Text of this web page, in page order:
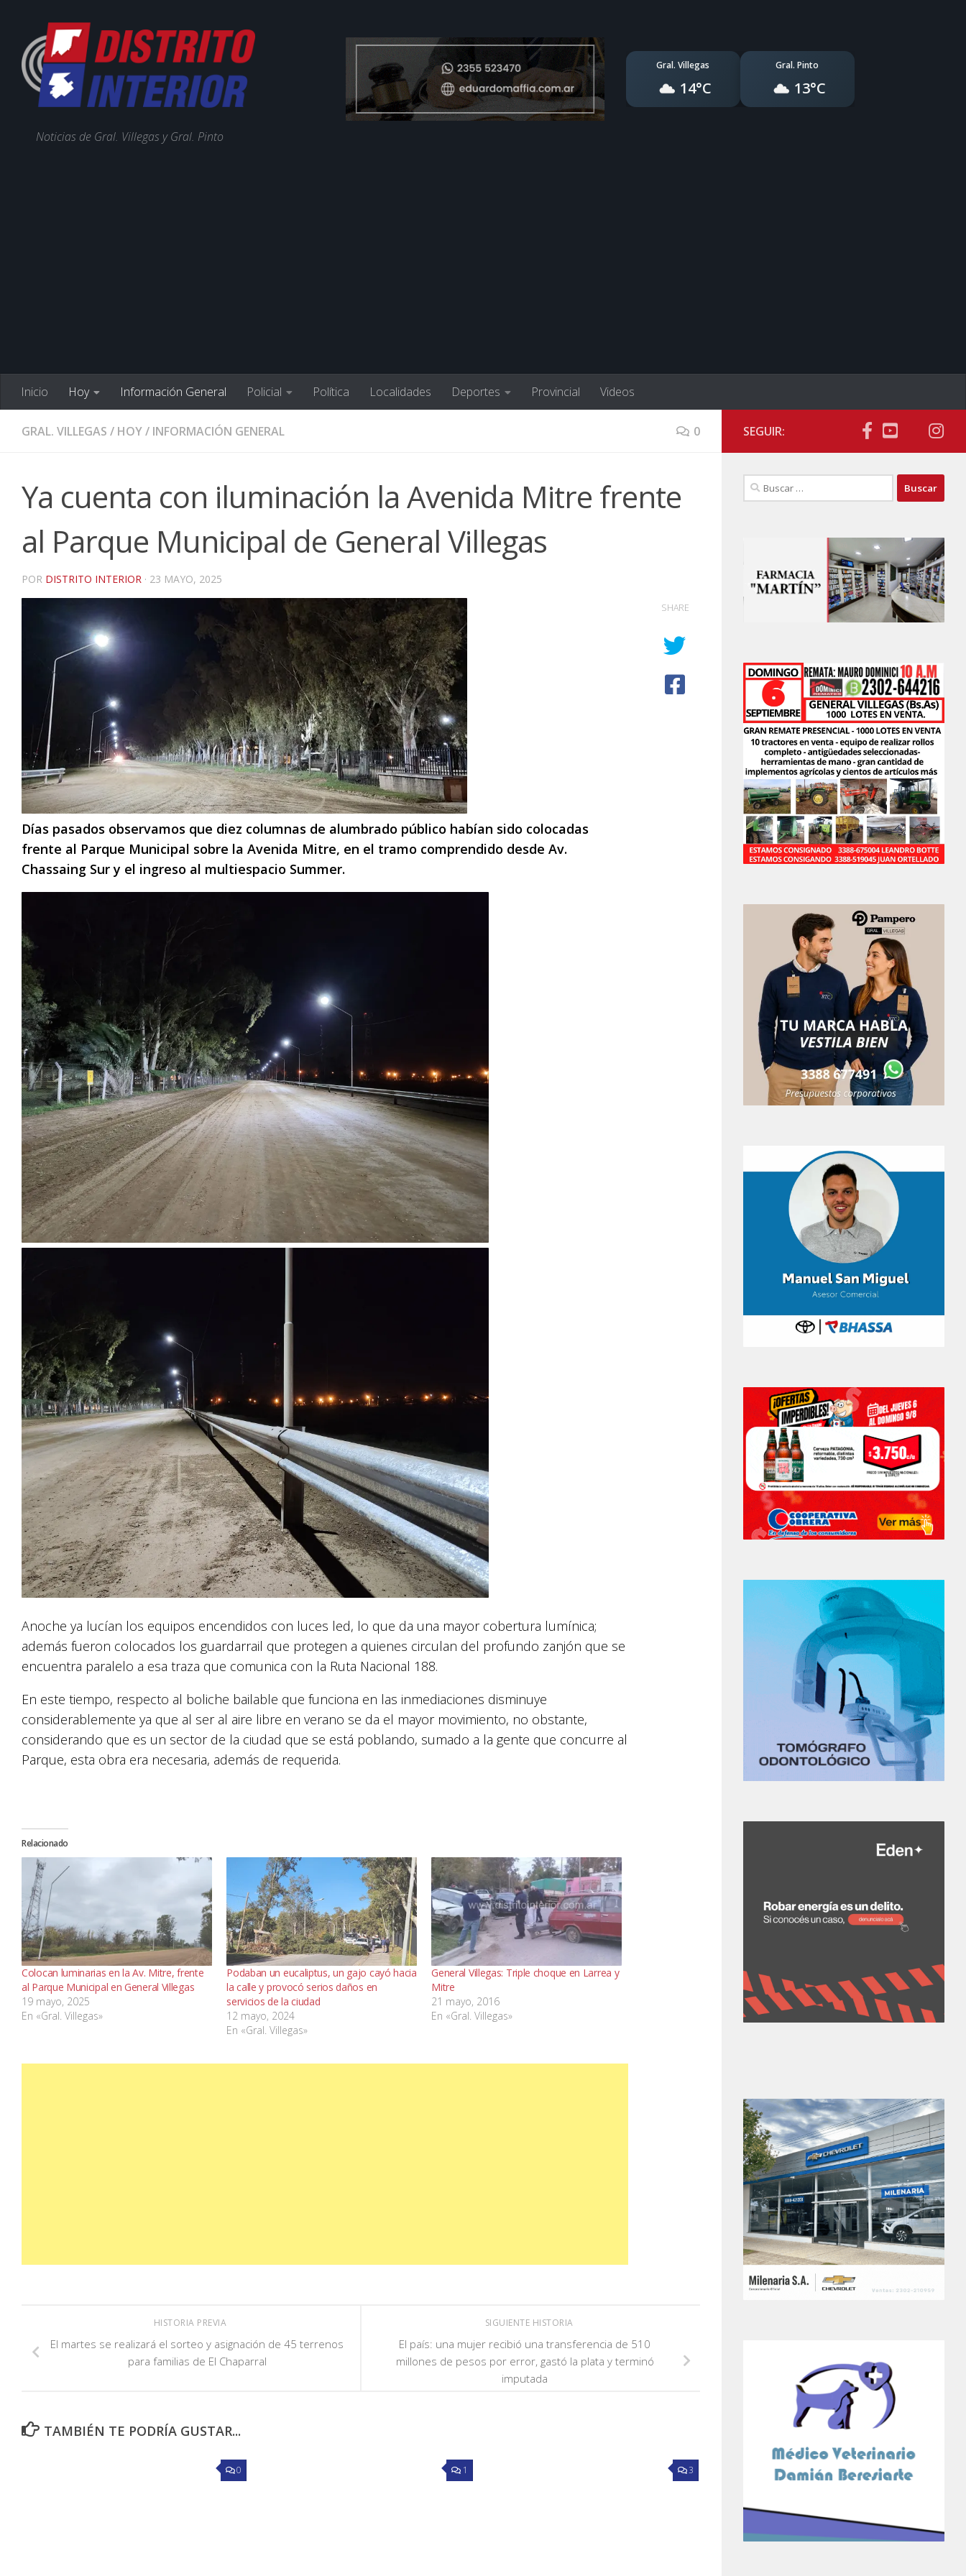
Noticias de Gral. Villegas y Gral. Pinto
Gral. Villegas
14°C
Gral. Pinto
13°C
Inicio Hoy Información General Policial Política Localidades Deportes Provincial Videos
GRAL. VILLEGAS / HOY/ INFORMACIÓN GENERAL 0
Ya cuenta con iluminación la Avenida Mitre frente
al Parque Municipal de General Villegas
POR DISTRITO INTERIOR · 23 MAYO, 2025
Días pasados observamos que diez columnas de alumbrado público habían sido colocadas
frente al Parque Municipal sobre la Avenida Mitre, en el tramo comprendido desde Av.
Chassaing Sur y el ingreso al multiespacio Summer.
Anoche ya lucían los equipos encendidos con luces led, lo que da una mayor cobertura lumínica;
además fueron colocados los guardarrail que protegen a quienes circulan del profundo zanjón que se
encuentra paralelo a esa traza que comunica con la Ruta Nacional 188.
En este tiempo, respecto al boliche bailable que funciona en las inmediaciones disminuye
considerablemente ya que al ser al aire libre en verano se da el mayor movimiento, no obstante,
considerando que es un sector de la ciudad que se está poblando, sumado a la gente que concurre al
Parque, esta obra era necesaria, además de requerida.
Relacionado
Colocan luminarias en la Av. Mitre, frente
al Parque Municipal en General Villegas
19 mayo, 2025
En «Gral. Villegas»
Podaban un eucaliptus, un gajo cayó hacia
la calle y provocó serios daños en
servicios de la ciudad
12 mayo, 2024
En «Gral. Villegas»
General Villegas: Triple choque en Larrea y
Mitre
21 mayo, 2016
En «Gral. Villegas»
SHARE
SIGUIENTE HISTORIA
El país: una mujer recibió una transferencia de 510
millones de pesos por error, gastó la plata y terminó
imputada
HISTORIA PREVIA
El martes se realizará el sorteo y asignación de 45 terrenos
para familias de El Chaparral
TAMBIÉN TE PODRÍA GUSTAR...
0 1 3
SEGUIR:
Buscar: